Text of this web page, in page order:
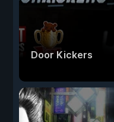
Door Kickers